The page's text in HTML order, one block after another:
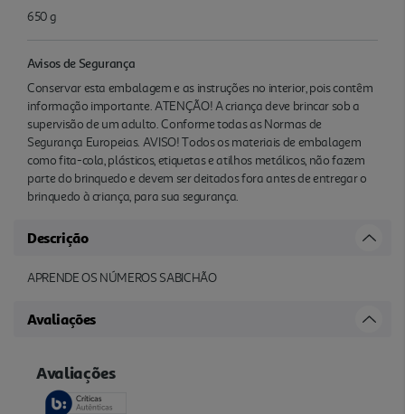
650 g
Avisos de Segurança
Conservar esta embalagem e as instruções no interior, pois contêm
informação importante. ATENÇÃO! A criança deve brincar sob a
supervisão de um adulto. Conforme todas as Normas de
Segurança Europeias. AVISO! Todos os materiais de embalagem
como fita-cola, plásticos, etiquetas e atilhos metálicos, não fazem
parte do brinquedo e devem ser deitados fora antes de entregar o
brinquedo à criança, para sua segurança.
Descrição
APRENDE OS NÚMEROS SABICHÃO
Avaliações